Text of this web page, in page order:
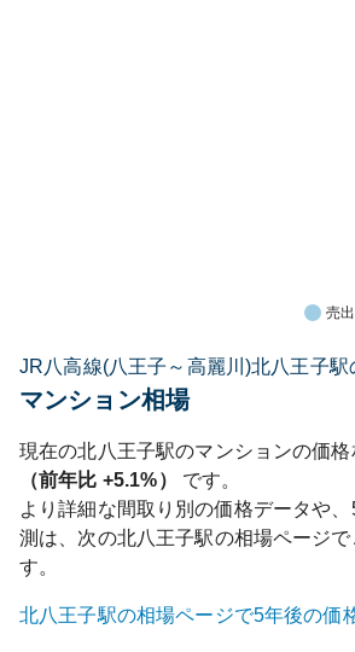
売
JR八高線(八王子～高麗川)北八王子駅
マンション相場
現在の北八王子駅のマンションの価格
（前年比 +5.1%）
です。
より詳細な間取り別の価格データや
測は、次の北八王子駅の相場ページ
す。
北八王子駅の相場ページで5年後の価